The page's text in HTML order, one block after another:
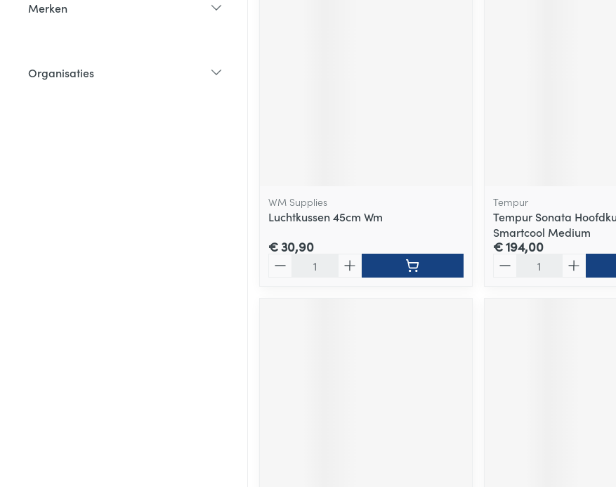
Merken
Organisaties
WM Supplies
Luchtkussen 45cm Wm
€ 30,90
Tempur
Tempur Sonata
Smartcool Medium
€ 194,00